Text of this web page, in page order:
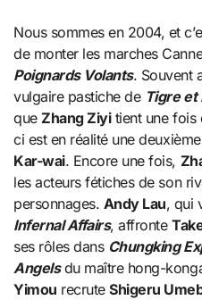
Nous sommes en 2004, et
de monter les marches
Poignards Volants. Souvent
vulgaire pastiche de Tigre et
queZhang Ziyitient une fois
ci est en réalité une
Kar-wai. Encore une fois,
les acteurs fétiches de son
personnages. Andy Lau, qui
Infernal Affairs, affronte
ses rôles dans Chungking
Angelsdu maître hong-
Yimou recruteShigeru